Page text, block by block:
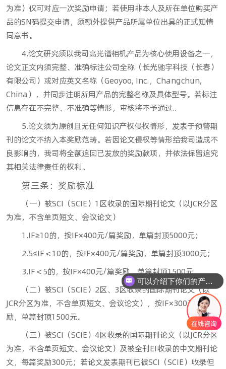
为准）仅可对应一次奖励申请；若使用非本人及所在单位购买产
品的SN码提交申请，须额外提供产品所属单位出具的正式知情
同意书。
4.论文研究须以我司高光谱相机产品为核心使用设备之一，
论文正文内须完整、准确标注公司全称（长光驰宇科技（长春）
有限公司）或对应英文名称（Geoyoo, Inc.，Changchun,
China），并同步注明所用产品的完整名称及具体型号。若标注
信息存在不完整、不准确等情形，审核将不予通过。
5.论文须为原创且无任何知识产权侵权情形，发表于预警期
刊的论文不纳入本奖励范畴。若因论文侵权等情形给我司造成不
良影响的，我司将全额追回已发放的奖励款项，并依法保留追究
其相关法律责任的权利。
第三条：奖励标准
（一）被SCI（SCIE）1区收录的国际期刊论文（以JCR分区
为准，不含单页短文、会议论文）
1.IF≥10的，按IF×400元/篇奖励，单篇封顶5000元；
2.5≤IF＜10的，按IF×400元/篇奖励，单篇封顶3000元；
3.IF＜5的，按IF×400元/篇奖励，单篇封顶1500元。
（二）被SCI（SCIE）2区、3区收录的国际期刊论文（以
JCR分区为准，不含单页短文、会议论文），按IF×300元/篇奖
励，单篇封顶1500元。
（三）被SCI（SCIE）4区收录的国际期刊论文（以JCR分区
为准，不含单页短文、会议论文）及被全刊EI收录的中文期刊论
文，每篇奖励300元；若论文发表期刊已被SCI（SCIE）收录但
可以介绍下你们的产品么